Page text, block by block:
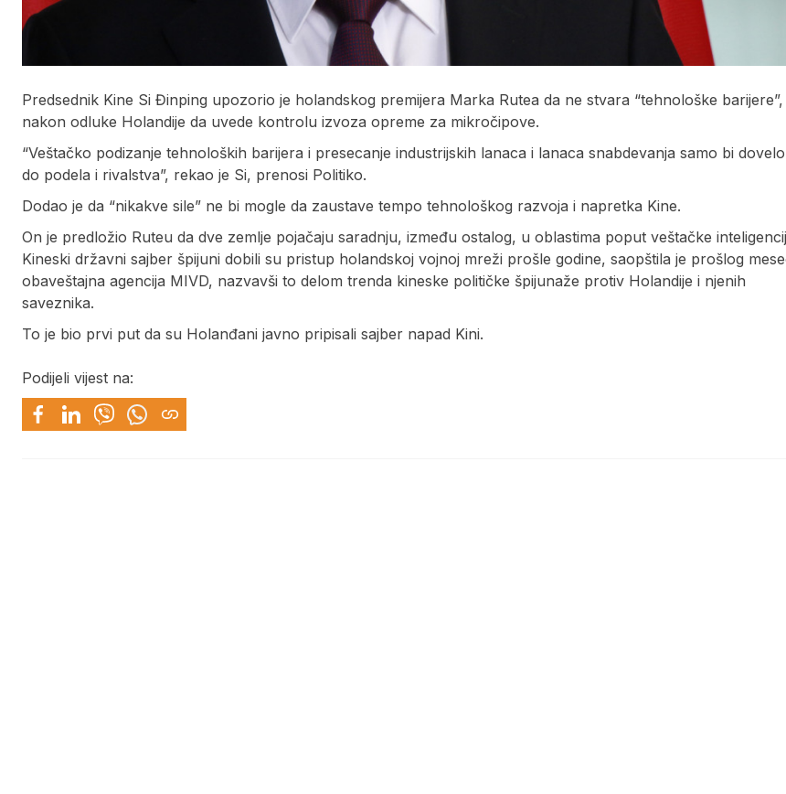
Predsednik Kine Si Đinping upozorio je holandskog premijera Marka Rutea da ne stvara “tehnološke barijere”,
nakon odluke Holandije da uvede kontrolu izvoza opreme za mikročipove.
“Veštačko podizanje tehnoloških barijera i presecanje industrijskih lanaca i lanaca snabdevanja samo bi dovelo
do podela i rivalstva”, rekao je Si, prenosi Politiko.
Dodao je da “nikakve sile” ne bi mogle da zaustave tempo tehnološkog razvoja i napretka Kine.
On je predložio Ruteu da dve zemlje pojačaju saradnju, između ostalog, u oblastima poput veštačke
Kineski državni sajber špijuni dobili su pristup holandskoj vojnoj mreži prošle godine, saopštila je prošlog
obaveštajna agencija MIVD, nazvavši to delom trenda kineske političke špijunaže protiv Holandije i njenih
saveznika.
To je bio prvi put da su Holanđani javno pripisali sajber napad Kini.
Podijeli vijest na: